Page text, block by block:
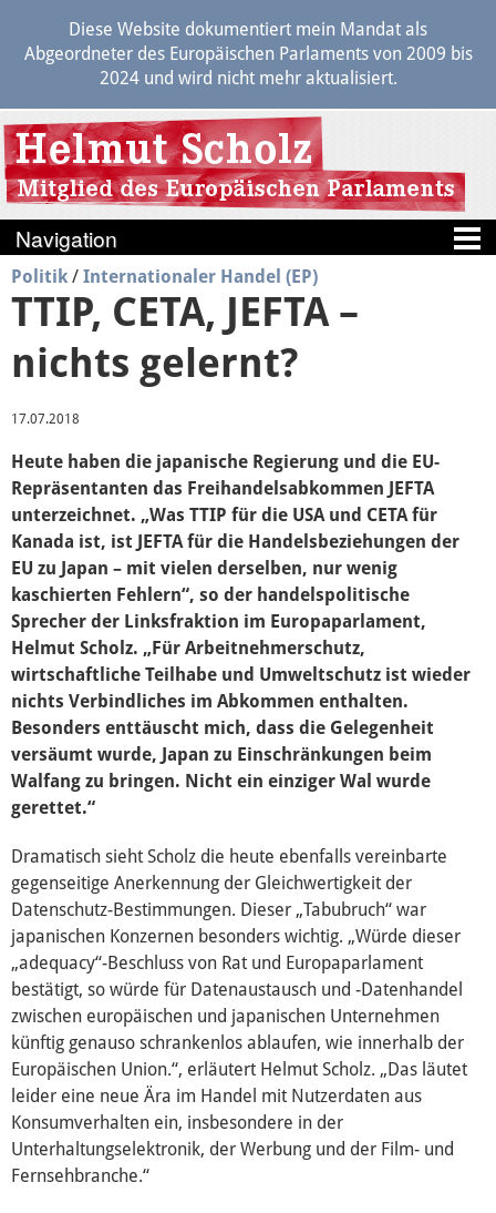
Diese Website dokumentiert mein Mandat als
Abgeordneter des Europäischen Parlaments von 2009 bis
2024 und wird nicht mehr aktualisiert.
Blog
Berichte
Positionen
Wahl 2019
Wahl 2014
ACTA
Internationaler Handel (EP)
TTIP
Auswärtige Angelegenheiten (EP)
Europäische Linkspartei
Interviews
Politik / Internationaler Handel (EP)
TTIP, CETA, JEFTA –
nichts gelernt?
17.07.2018
Heute haben die japanische Regierung und die EU-
Repräsentanten das Freihandelsabkommen JEFTA
unterzeichnet. „Was TTIP für die USA und CETA für
Kanada ist, ist JEFTA für die Handelsbeziehungen der
EU zu Japan – mit vielen derselben, nur wenig
kaschierten Fehlern“, so der handelspolitische
Sprecher der Linksfraktion im Europaparlament,
Helmut Scholz. „Für Arbeitnehmerschutz,
wirtschaftliche Teilhabe und Umweltschutz ist wieder
nichts Verbindliches im Abkommen enthalten.
Besonders enttäuscht mich, dass die Gelegenheit
versäumt wurde, Japan zu Einschränkungen beim
Walfang zu bringen. Nicht ein einziger Wal wurde
gerettet.“
Dramatisch sieht Scholz die heute ebenfalls vereinbarte
gegenseitige Anerkennung der Gleichwertigkeit der
Datenschutz-Bestimmungen. Dieser „Tabubruch“ war
japanischen Konzernen besonders wichtig. „Würde dieser
„adequacy“-Beschluss von Rat und Europaparlament
bestätigt, so würde für Datenaustausch und -Datenhandel
zwischen europäischen und japanischen Unternehmen
künftig genauso schrankenlos ablaufen, wie innerhalb der
Europäischen Union.“, erläutert Helmut Scholz. „Das läutet
leider eine neue Ära im Handel mit Nutzerdaten aus
Konsumverhalten ein, insbesondere in der
Unterhaltungselektronik, der Werbung und der Film- und
Fernsehbranche.“